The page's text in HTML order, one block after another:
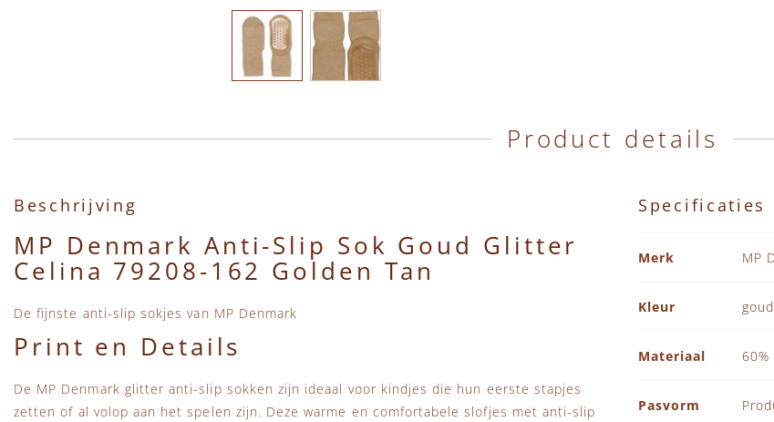
Product details
Beschrijving
MP Denmark Anti-Slip Sok Goud Glitter
Celina 79208-162 Golden Tan
De fijnste anti-slip sokjes van MP Denmark
Print en Details
De MP Denmark glitter anti-slip sokken zijn ideaal voor kindjes die hun eerste stapjes
zetten of al volop aan het spelen zijn. Deze warme en comfortabele slofjes met anti-slip
Specificaties
Merk
MP
Kleur goud
Materiaal
Pasvorm